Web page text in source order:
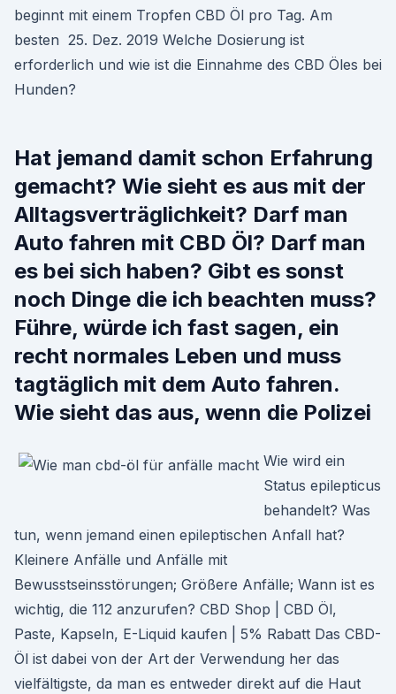
beginnt mit einem Tropfen CBD Öl pro Tag. Am
besten 25. Dez. 2019 Welche Dosierung ist
erforderlich und wie ist die Einnahme des CBD Öles bei
Hunden?
Hat jemand damit schon Erfahrung
gemacht? Wie sieht es aus mit der
Alltagsverträglichkeit? Darf man
Auto fahren mit CBD Öl? Darf man
es bei sich haben? Gibt es sonst
noch Dinge die ich beachten muss?
Führe, würde ich fast sagen, ein
recht normales Leben und muss
tagtäglich mit dem Auto fahren.
Wie sieht das aus, wenn die Polizei
Wie wird ein
Status epilepticus
behandelt? Was
tun, wenn jemand einen epileptischen Anfall hat?
Kleinere Anfälle und Anfälle mit
Bewusstseinsstörungen; Größere Anfälle; Wann ist es
wichtig, die 112 anzurufen? CBD Shop | CBD Öl,
Paste, Kapseln, E-Liquid kaufen | 5% Rabatt Das CBD-
Öl ist dabei von der Art der Verwendung her das
vielfältigste, da man es entweder direkt auf die Haut